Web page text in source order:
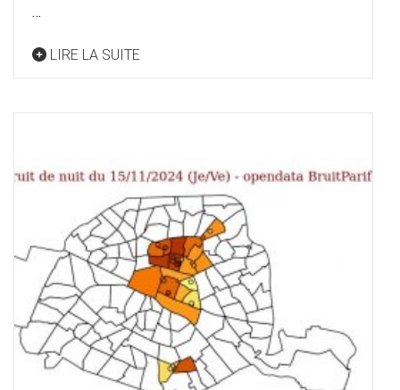
…
LIRE LA SUITE